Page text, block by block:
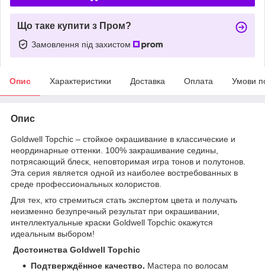
Що таке купити з Пром?
Замовлення під захистом
Опис Характеристики Доставка Оплата Умови
Опис
Goldwell Topchic – стойкое окрашивание в классические и
неординарные оттенки. 100% закрашивание седины,
потрясающий блеск, неповторимая игра тонов и полутонов.
Эта серия является одной из наиболее востребованных в
среде профессиональных колористов.
Для тех, кто стремиться стать экспертом цвета и получать
неизменно безупречный результат при окрашивании,
интеллектуальные краски Goldwell Topchic окажутся
идеальным выбором!
Достоинства Goldwell Topchic
Подтверждённое качество. Мастера по волосам